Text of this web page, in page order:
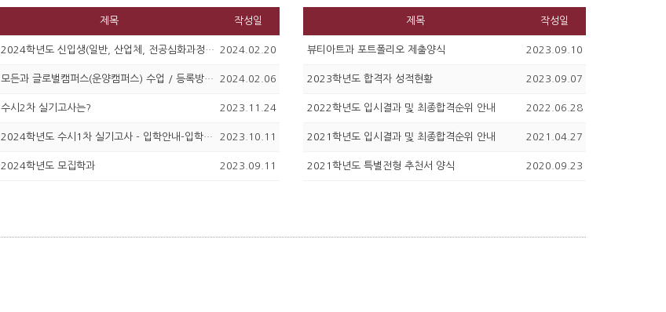
제목 작성일
2024학년도 신입생(일반, 산업체, 전공심화과정)입학식 / 학과별 오리엔테이션 2024.02.20
모든과 글로벌캠퍼스(운양캠퍼스) 수업 / 등록방법 /입학식 OT 2.27 14:00 2024.02.06
수시2차 실기고사는? 2023.11.24
2024학년도 수시1차 실기고사 - 입학안내-입학공지에 안내 2023.10.11
2024학년도 모집학과 2023.09.11
제목 작성일
뷰티아트과 포트폴리오 제출양식 2023.09.10
2023학년도 합격자 성적현황 2023.09.07
2022학년도 입시결과 및 최종합격순위 안내 2022.06.28
2021학년도 입시결과 및 최종합격순위 안내 2021.04.27
2021학년도 특별전형 추천서 양식 2020.09.23